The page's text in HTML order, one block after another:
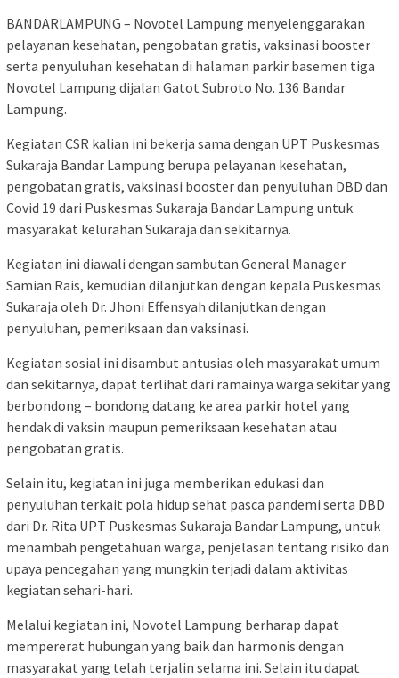
BANDARLAMPUNG – Novotel Lampung menyelenggarakan
pelayanan kesehatan, pengobatan gratis, vaksinasi booster
serta penyuluhan kesehatan di halaman parkir basemen tiga
Novotel Lampung dijalan Gatot Subroto No. 136 Bandar
Lampung.
Kegiatan CSR kalian ini bekerja sama dengan UPT Puskesmas
Sukaraja Bandar Lampung berupa pelayanan kesehatan,
pengobatan gratis, vaksinasi booster dan penyuluhan DBD dan
Covid 19 dari Puskesmas Sukaraja Bandar Lampung untuk
masyarakat kelurahan Sukaraja dan sekitarnya.
Kegiatan ini diawali dengan sambutan General Manager
Samian Rais, kemudian dilanjutkan dengan kepala Puskesmas
Sukaraja oleh Dr. Jhoni Effensyah dilanjutkan dengan
penyuluhan, pemeriksaan dan vaksinasi.
Kegiatan sosial ini disambut antusias oleh masyarakat umum
dan sekitarnya, dapat terlihat dari ramainya warga sekitar yang
berbondong – bondong datang ke area parkir hotel yang
hendak di vaksin maupun pemeriksaan kesehatan atau
pengobatan gratis.
Selain itu, kegiatan ini juga memberikan edukasi dan
penyuluhan terkait pola hidup sehat pasca pandemi serta DBD
dari Dr. Rita UPT Puskesmas Sukaraja Bandar Lampung, untuk
menambah pengetahuan warga, penjelasan tentang risiko dan
upaya pencegahan yang mungkin terjadi dalam aktivitas
kegiatan sehari-hari.
Melalui kegiatan ini, Novotel Lampung berharap dapat
mempererat hubungan yang baik dan harmonis dengan
masyarakat yang telah terjalin selama ini. Selain itu dapat